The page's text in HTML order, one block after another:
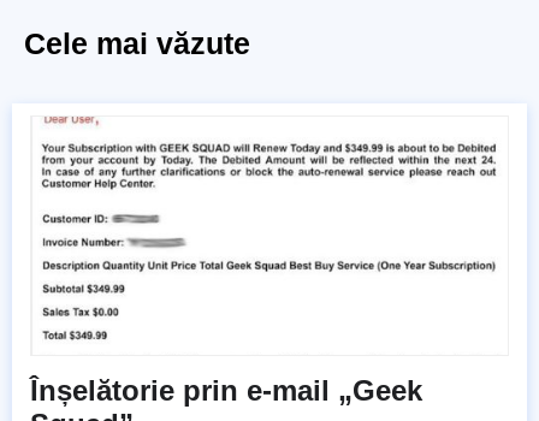
Cele mai văzute
Înșelătorie prin e-mail „Geek